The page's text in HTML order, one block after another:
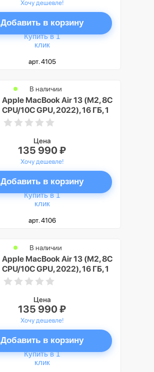
Хочу дешевле!
Добавить в корзину
Купить в 1
клик
арт. 4105
Apple MacBook Air 13 (M2, 8C
CPU/10C GPU, 2022), 16 ГБ, 1
ТБ SSD, Полуночный черный
В наличии
Цена
135 990 ₽
Хочу дешевле!
Добавить в корзину
Купить в 1
клик
арт. 4106
Apple MacBook Air 13 (M2, 8C
CPU/10C GPU, 2022), 16 ГБ, 1
ТБ SSD, Сияющая звезда
В наличии
Цена
135 990 ₽
Хочу дешевле!
Добавить в корзину
Купить в 1
клик